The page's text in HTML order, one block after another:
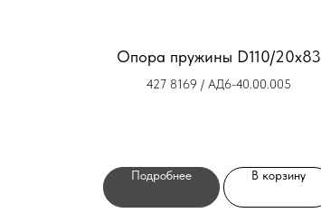
Опора пружины D110/20x83
427 8169 / АД6-40.00.005
Подробнее В корзину